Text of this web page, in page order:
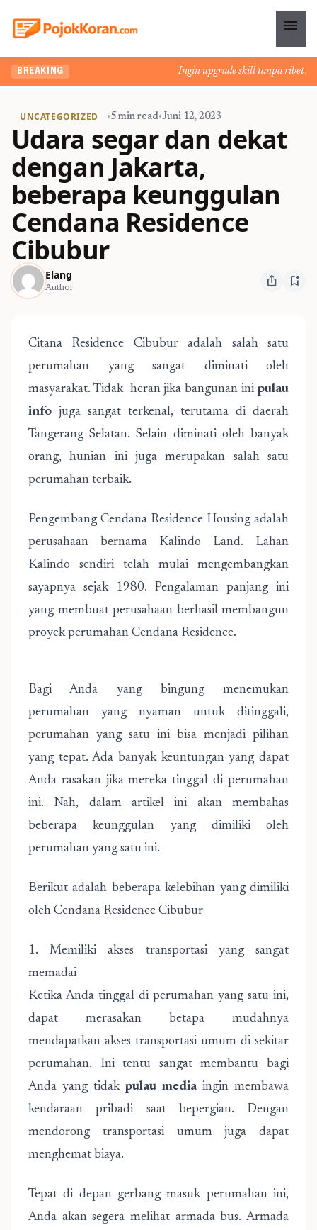
menu
BREAKING Ingin upgrade skill tanpa ribet?
UNCATEGORIZED •5 min read•Juni 12, 2023
Udara segar dan dekat
dengan Jakarta,
beberapa keunggulan
Cendana Residence
Cibubur
Elang
Author ios_share bookmark_add
Citana Residence Cibubur adalah salah satu
perumahan yang sangat diminati oleh
masyarakat. Tidak heran jika bangunan ini pulau
info juga sangat terkenal, terutama di daerah
Tangerang Selatan. Selain diminati oleh banyak
orang, hunian ini juga merupakan salah satu
perumahan terbaik.
Pengembang Cendana Residence Housing adalah
perusahaan bernama Kalindo Land. Lahan
Kalindo sendiri telah mulai mengembangkan
sayapnya sejak 1980. Pengalaman panjang ini
yang membuat perusahaan berhasil membangun
proyek perumahan Cendana Residence.
Bagi Anda yang bingung menemukan
perumahan yang nyaman untuk ditinggali,
perumahan yang satu ini bisa menjadi pilihan
yang tepat. Ada banyak keuntungan yang dapat
Anda rasakan jika mereka tinggal di perumahan
ini. Nah, dalam artikel ini akan membahas
beberapa keunggulan yang dimiliki oleh
perumahan yang satu ini.
Berikut adalah beberapa kelebihan yang dimiliki
oleh Cendana Residence Cibubur
1. Memiliki akses transportasi yang sangat
memadai
Ketika Anda tinggal di perumahan yang satu ini,
dapat merasakan betapa mudahnya
mendapatkan akses transportasi umum di sekitar
perumahan. Ini tentu sangat membantu bagi
Anda yang tidak pulau mediaingin membawa
kendaraan pribadi saat bepergian. Dengan
mendorong transportasi umum juga dapat
menghemat biaya.
Tepat di depan gerbang masuk perumahan ini,
Anda akan segera melihat armada bus. Armada